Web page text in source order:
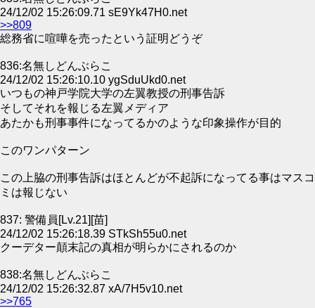
24/12/02 15:26:09.71 sE9Yk47H0.net
>>809
総務省に喧嘩を売ったという証明どうぞ
836:名無しどんぶらこ
24/12/02 15:26:10.10 ygSduUkd0.net
いつもの神戸学院大学の左翼教授の刑事告訴
そしてそれを報じる左翼メディア
あたかも刑事事件になってるかのような印象操作が目的
このワンパターン
この上脇の刑事告訴はほとんどが不起訴になってる事はマスコ
ミは報じない
837: 警備員[Lv.21][苗]
24/12/02 15:26:18.39 STkSh55u0.net
クーデター顛末記の真相が明らかにされるのか
838:名無しどんぶらこ
24/12/02 15:26:32.87 xA/7H5v10.net
>>765